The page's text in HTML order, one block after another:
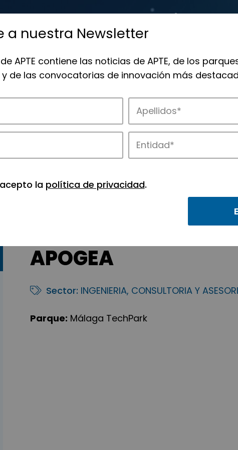
la innovación en los parques de APTE.
APOGEA
Sector: INGENIERIA, CONSULTORIA Y
Parque: Málaga TechPark
a nuestra Newsletter
APTE contiene las noticias de APTE, de los
de las convocatorias de innovación más
la política de privacidad.